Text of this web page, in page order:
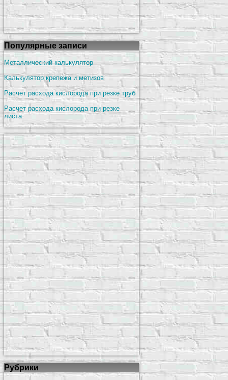
Популярные записи
Металлический калькулятор
Калькулятор крепежа и метизов
Расчет расхода кислорода при резке труб
Расчет расхода кислорода при резке
листа
Рубрики